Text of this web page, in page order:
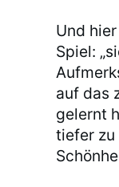
Und
Spiel:
auf das
gelernt
tiefer zu